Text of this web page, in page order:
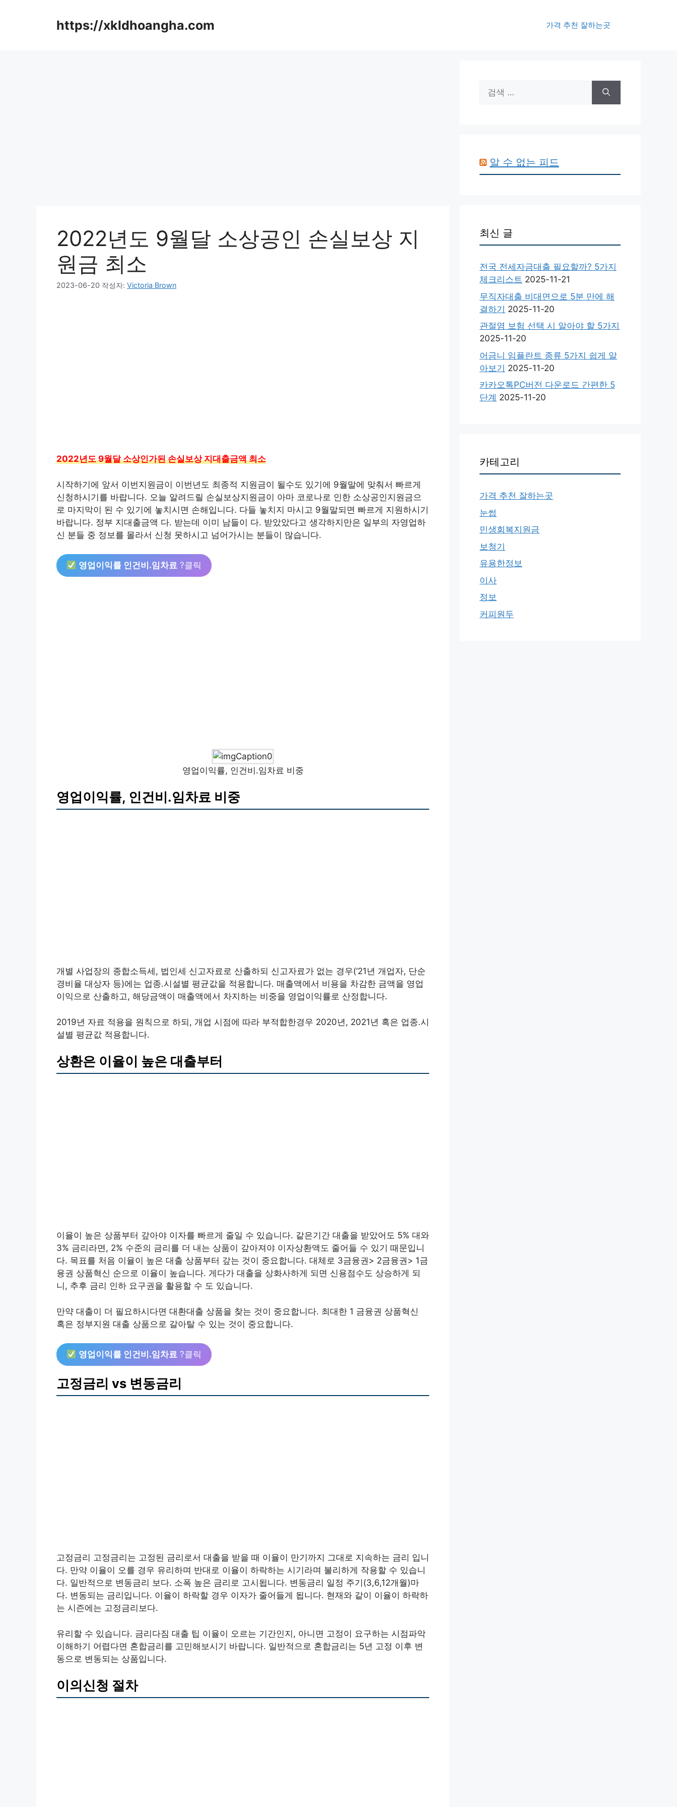
https://xkldhoangha.com 가격 추천 잘하는곳
2022년도 9월달 소상공인 손실보상 지
원금 최소
2023-06-20 작성자: Victoria Brown
2022년도 9월달 소상인가된 손실보상 지대출금액 최소
시작하기에 앞서 이번지원금이 이번년도 최종적 지원금이 될수도 있기에 9월말에 맞춰서 빠르게
신청하시기를 바랍니다. 오늘 알려드릴 손실보상지원금이 아마 코로나로 인한 소상공인지원금으
로 마지막이 된 수 있기에 놓치시면 손해입니다. 다들 놓치지 마시고 9월말되면 빠르게 지원하시기
바랍니다. 정부 지대출금액 다. 받는데 이미 남들이 다. 받았았다고 생각하지만은 일부의 자영업하
신 분들 중 정보를 몰라서 신청 못하시고 넘어가시는 분들이 많습니다.
영업이익률 인건비․임차료 ?클릭
영업이익률, 인건비․임차료 비중
영업이익률, 인건비․임차료 비중
개별 사업장의 종합소득세, 법인세 신고자료로 산출하되 신고자료가 없는 경우(‘21년 개업자, 단순
경비율 대상자 등)에는 업종․시설별 평균값을 적용합니다. 매출액에서 비용을 차감한 금액을 영업
이익으로 산출하고, 해당금액이 매출액에서 차지하는 비중을 영업이익률로 산정합니다.
2019년 자료 적용을 원칙으로 하되, 개업 시점에 따라 부적합한경우 2020년, 2021년 혹은 업종․시
설별 평균값 적용합니다.
상환은 이율이 높은 대출부터
이율이 높은 상품부터 갚아야 이자를 빠르게 줄일 수 있습니다. 같은기간 대출을 받았어도 5% 대와
3% 금리라면, 2% 수준의 금리를 더 내는 상품이 갚아져야 이자상환액도 줄어들 수 있기 때문입니
다. 목표를 처음 이율이 높은 대출 상품부터 갚는 것이 중요합니다. 대체로 3금융권> 2금융권> 1금
융권 상품혁신 순으로 이율이 높습니다. 게다가 대출을 상화사하게 되면 신용점수도 상승하게 되
니, 추후 금리 인하 요구권을 활용할 수 도 있습니다.
만약 대출이 더 필요하시다면 대환대출 상품을 찾는 것이 중요합니다. 최대한 1 금융권 상품혁신
혹은 정부지원 대출 상품으로 갈아탈 수 있는 것이 중요합니다.
영업이익률 인건비․임차료 ?클릭
고정금리 vs 변동금리
고정금리 고정금리는 고정된 금리로서 대출을 받을 때 이율이 만기까지 그대로 지속하는 금리 입니
다. 만약 이율이 오를 경우 유리하며 반대로 이율이 하락하는 시기라며 불리하게 작용할 수 있습니
다. 일반적으로 변동금리 보다. 소폭 높은 금리로 고시됩니다. 변동금리 일정 주기(3,6,12개월)마
다. 변동되는 금리입니다. 이율이 하락할 경우 이자가 줄어들게 됩니다. 현재와 같이 이율이 하락하
는 시즌에는 고정금리보다.
유리할 수 있습니다. 금리다짐 대출 팁 이율이 오르는 기간인지, 아니면 고정이 요구하는 시점파악
이해하기 어렵다면 혼합금리를 고민해보시기 바랍니다. 일반적으로 혼합금리는 5년 고정 이후 변
동으로 변동되는 상품입니다.
이의신청 절차
색:
알 수 없는 피드
최신 글
전국 전세자금대출 필요할까? 5가지
체크리스트 2025-11-21
무직자대출 비대면으로 5분 만에 해
결하기 2025-11-20
관절염 보험 선택 시 알아야 할 5가지
2025-11-20
어금니 임플란트 종류 5가지 쉽게 알
아보기 2025-11-20
카카오톡PC버전 다운로드 간편한 5
단계 2025-11-20
카테고리
가격 추천 잘하는곳
눈썹
민생회복지원금
보청기
유용한정보
이사
정보
커피원두